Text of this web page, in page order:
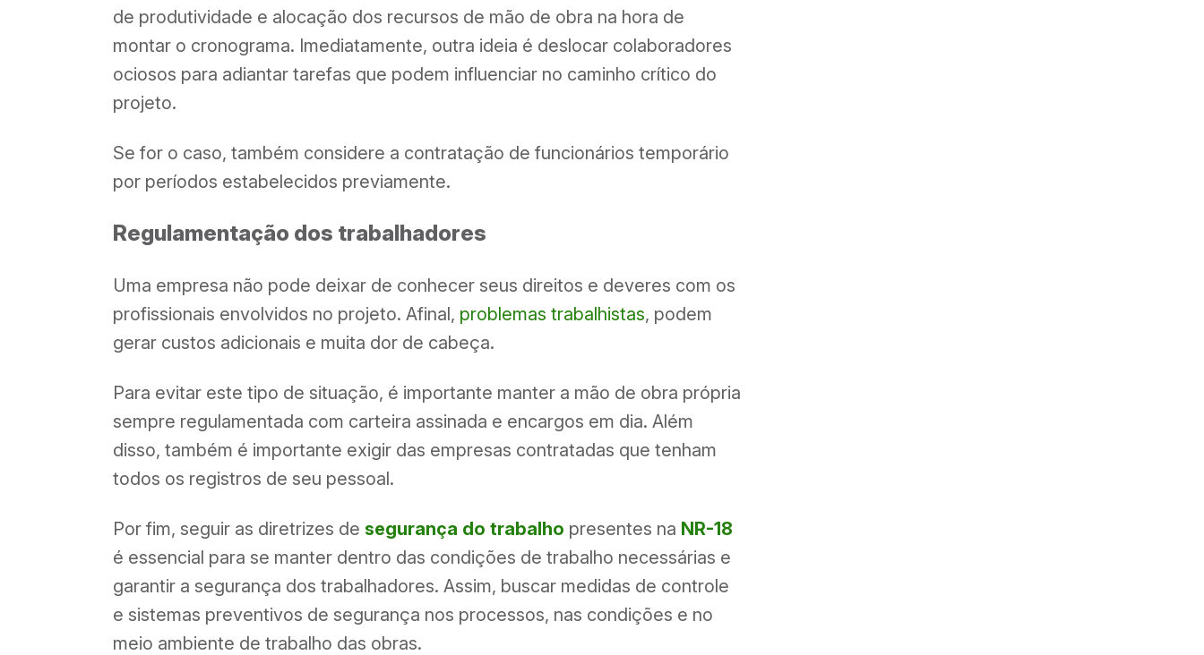
de produtividade e alocação dos recursos de mão de obra na hora de
montar o cronograma. Imediatamente, outra ideia é deslocar colaboradores
ociosos para adiantar tarefas que podem influenciar no caminho crítico do
projeto.
Se for o caso, também considere a contratação de funcionários temporário
por períodos estabelecidos previamente.
Regulamentação dos trabalhadores
Uma empresa não pode deixar de conhecer seus direitos e deveres com os
profissionais envolvidos no projeto. Afinal, problemas trabalhistas, podem
gerar custos adicionais e muita dor de cabeça.
Para evitar este tipo de situação, é importante manter a mão de obra própria
sempre regulamentada com carteira assinada e encargos em dia. Além
disso, também é importante exigir das empresas contratadas que tenham
todos os registros de seu pessoal.
Por fim, seguir as diretrizes de segurança do trabalho presentes na NR-18
é essencial para se manter dentro das condições de trabalho necessárias e
garantir a segurança dos trabalhadores. Assim, buscar medidas de controle
e sistemas preventivos de segurança nos processos, nas condições e no
meio ambiente de trabalho das obras.